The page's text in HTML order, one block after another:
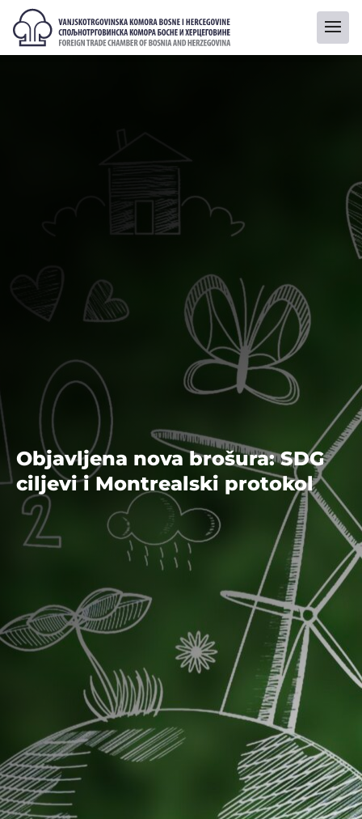
Objavljena nova brošura: SDG
ciljevi i Montrealski protokol